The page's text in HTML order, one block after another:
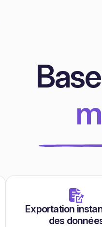
Exportation
des